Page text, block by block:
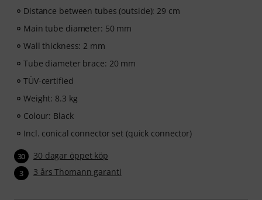
Distance between tubes (outside): 29 cm
Main tube diameter: 50 mm
Wall thickness: 2 mm
Tube diameter brace: 20 mm
TÜV-certified
Weight: 8.3 kg
Colour: Black
Incl. conical connector set (quick connector)
30 30 dagar öppet köp
3 3 års Thomann garanti